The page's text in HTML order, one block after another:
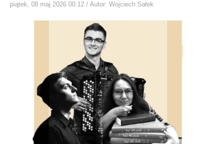
piątek, 08 maj 2026 00:12 / Autor: Wojciech Sałek